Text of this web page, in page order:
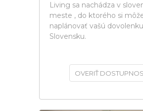
Living sa nachádza v
meste , do ktorého si
naplánovať vašú
Slovensku.
OVERIŤ